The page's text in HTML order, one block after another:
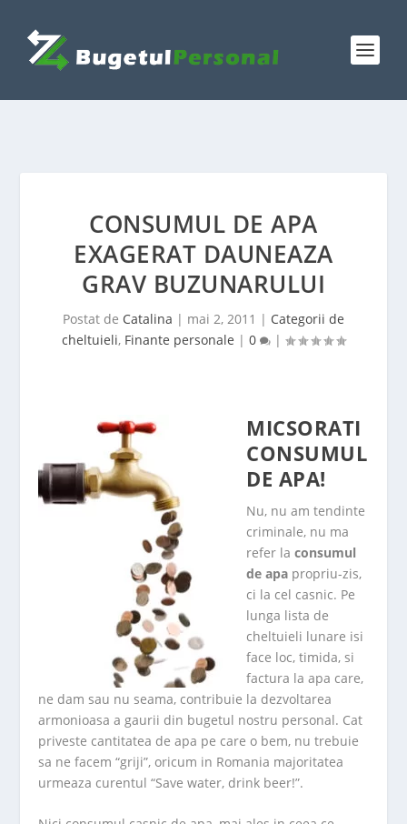
CONSUMUL DE APA
EXAGERAT DAUNEAZA
GRAV BUZUNARULUI
Postat de Catalina | mai 2, 2011 | Categorii de
cheltuieli, Finante personale | 0 |
MICSORATI
CONSUMUL
DE APA!
Nu, nu am tendinte
criminale, nu ma
refer laconsumul
de apa propriu-zis,
ci la cel casnic. Pe
lunga lista de
cheltuieli lunare isi
face loc, timida, si
factura la apa care,
ne dam sau nu seama, contribuie la dezvoltarea
armonioasa a gaurii din bugetul nostru personal. Cat
priveste cantitatea de apa pe care o bem, nu trebuie
sa ne facem “griji”, oricum in Romania majoritatea
urmeaza curentul “Save water, drink beer!”.